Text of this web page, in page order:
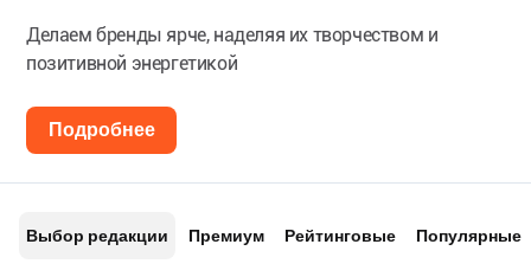
Делаем бренды ярче, наделяя их творчеством и
позитивной энергетикой
Подробнее
Выбор редакции Премиум Рейтинговые Популярные